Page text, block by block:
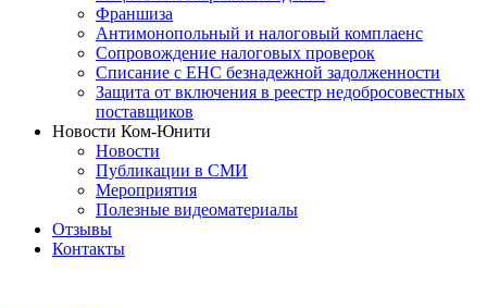
Франшиза
Антимонопольный и налоговый комплаенс
Сопровождение налоговых проверок
Списание с ЕНС безнадежной задолженности
Защита от включения в реестр недобросовестных
поставщиков
Новости Ком-Юнити
Новости
Публикации в СМИ
Мероприятия
Полезные видеоматериалы
Отзывы
Контакты